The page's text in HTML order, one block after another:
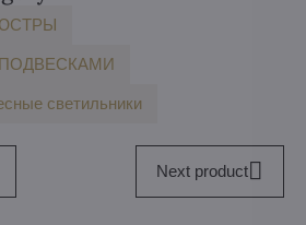
светильники
Next product